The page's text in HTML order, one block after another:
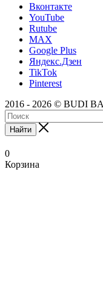
Вконтакте
YouTube
Rutube
MAX
Google Plus
Яндекс.Дзен
TikTok
Pinterest
2016 - 2026 © BUDI
Найти
0
Корзина